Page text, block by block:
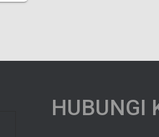
HUBUNGI